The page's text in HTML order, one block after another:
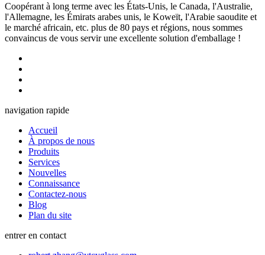
Coopérant à long terme avec les États-Unis, le Canada, l'Australie,
l'Allemagne, les Émirats arabes unis, le Koweït, l'Arabie saoudite et
le marché africain, etc. plus de 80 pays et régions, nous sommes
convaincus de vous servir une excellente solution d'emballage !
navigation rapide
Accueil
À propos de nous
Produits
Services
Nouvelles
Connaissance
Contactez-nous
Blog
Plan du site
entrer en contact